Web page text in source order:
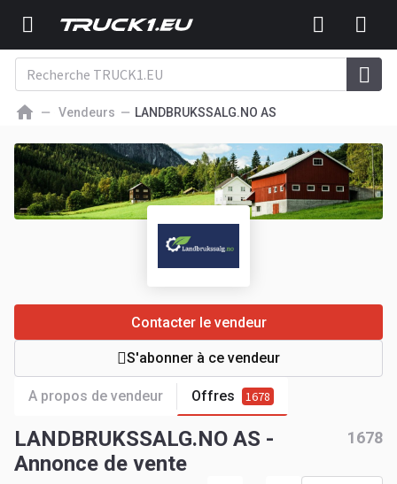
Vendeurs LANDBRUKSSALG.NO AS
A propos de vendeur Offres 1678
Contacter le vendeur
S'abonner à ce vendeur
LANDBRUKSSALG.NO AS -
Annonce de vente
1678